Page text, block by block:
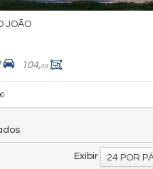
JOÃO
104,00
Exibir 24 POR